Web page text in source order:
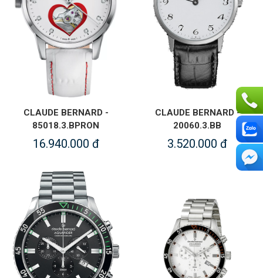
CLAUDE BERNARD -
85018.3.BPRON
16.940.000 đ
CLAUDE BERNARD -
20060.3.BB
3.520.000 đ